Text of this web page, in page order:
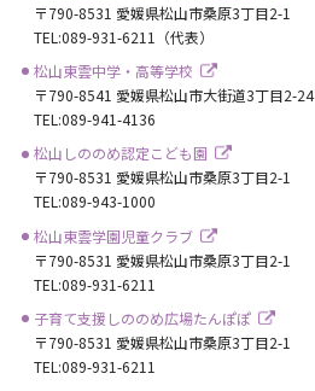
〒790-8531 愛媛県松山市桑原3丁目2-1
TEL:089-931-6211（代表）
松山東雲中学・高等学校
〒790-8541 愛媛県松山市大街道3丁目2-24
TEL:089-941-4136
松山しののめ認定こども園
〒790-8531 愛媛県松山市桑原3丁目2-1
TEL:089-943-1000
松山東雲学園児童クラブ
〒790-8531 愛媛県松山市桑原3丁目2-1
TEL:089-931-6211
子育て支援しののめ広場たんぽぽ
〒790-8531 愛媛県松山市桑原3丁目2-1
TEL:089-931-6211